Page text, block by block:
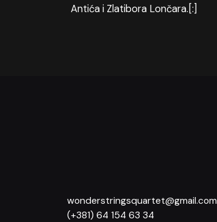
Antića i Zlatibora Lončara.[:]
wonderstringsquartet@gmail.com
(+381) 64 154 63 34